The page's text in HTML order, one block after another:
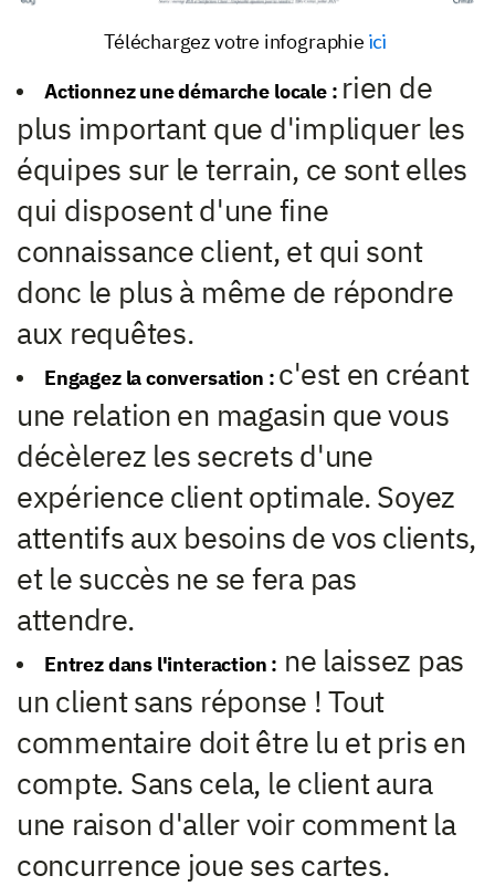
Téléchargez votre infographie ici
Actionnez une démarche locale : rien de
plus important que d'impliquer les
équipes sur le terrain, ce sont elles
qui disposent d'une fine
connaissance client, et qui sont
donc le plus à même de répondre
aux requêtes.
Engagez la conversation : c'est en créant
une relation en magasin que vous
décèlerez les secrets d'une
expérience client optimale. Soyez
attentifs aux besoins de vos clients,
et le succès ne se fera pas
attendre.
Entrez dans l'interaction : ne laissez pas
un client sans réponse ! Tout
commentaire doit être lu et pris en
compte. Sans cela, le client aura
une raison d'aller voir comment la
concurrence joue ses cartes.